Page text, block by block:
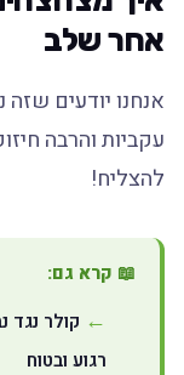
אחר שלב
אנחנו יודעים
עקביות והרבה
להצליח!
📖 קרא גם:
קולר נגד
רגוע ובטוח